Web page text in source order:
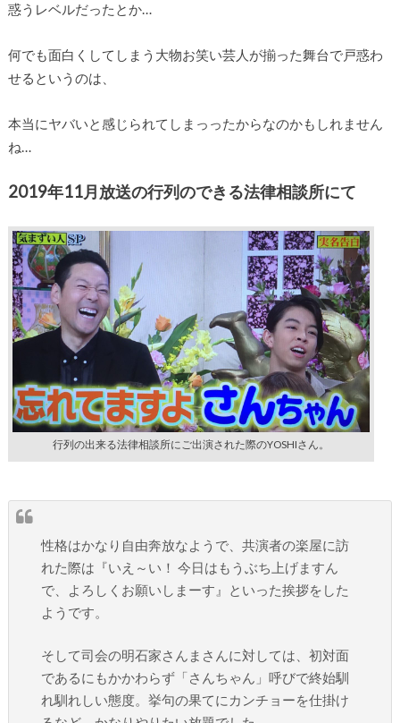
惑うレベルだったとか…
何でも面白くしてしまう大物お笑い芸人が揃った舞台で戸惑わ
せるというのは、
本当にヤバいと感じられてしまっったからなのかもしれません
ね…
2019年11月放送の行列のできる法律相談所にて
行列の出来る法律相談所にご出演された際のYOSHIさん。
性格はかなり自由奔放なようで、共演者の楽屋に訪
れた際は『いえ～い！ 今日はもうぶち上げますん
で、よろしくお願いしまーす』といった挨拶をした
ようです。
そして司会の明石家さんまさんに対しては、初対面
であるにもかかわらず「さんちゃん」呼びで終始馴
れ馴れしい態度。挙句の果てにカンチョーを仕掛け